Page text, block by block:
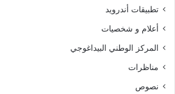
تطبيقات أندرويد
أعلام و شخصيات
المركز الوطني البيداغوجي
مناظرات
نصوص